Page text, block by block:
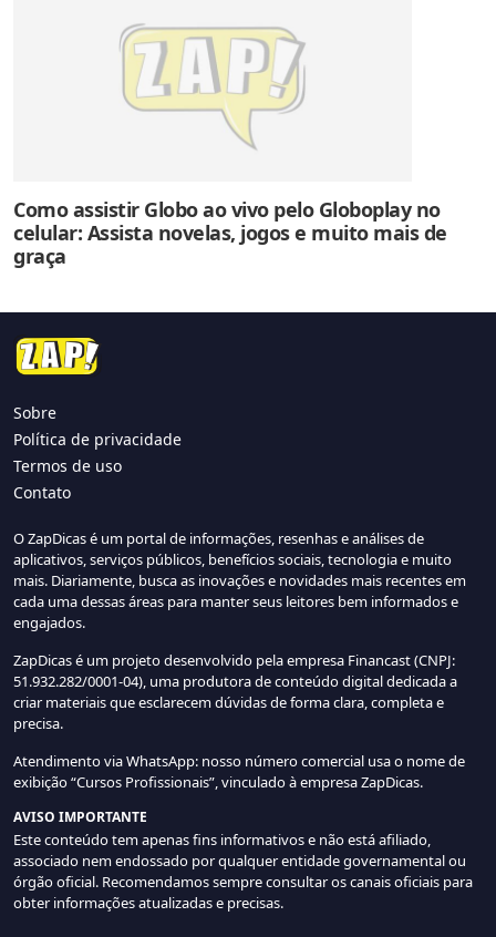
Como assistir Globo ao vivo pelo Globoplay no
celular: Assista novelas, jogos e muito mais de
graça
Sobre
Política de privacidade
Termos de uso
Contato
O ZapDicas é um portal de informações, resenhas e análises de
aplicativos, serviços públicos, benefícios sociais, tecnologia e muito
mais. Diariamente, busca as inovações e novidades mais recentes em
cada uma dessas áreas para manter seus leitores bem informados e
engajados.
ZapDicas é um projeto desenvolvido pela empresa Financast (CNPJ:
51.932.282/0001-04), uma produtora de conteúdo digital dedicada a
criar materiais que esclarecem dúvidas de forma clara, completa e
precisa.
Atendimento via WhatsApp: nosso número comercial usa o nome de
exibição “Cursos Profissionais”, vinculado à empresa ZapDicas.
AVISO IMPORTANTE
Este conteúdo tem apenas fins informativos e não está afiliado,
associado nem endossado por qualquer entidade governamental ou
órgão oficial. Recomendamos sempre consultar os canais oficiais para
obter informações atualizadas e precisas.